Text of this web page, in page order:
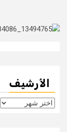
الأرشيف
الأرشيف